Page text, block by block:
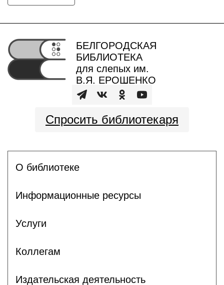
БЕЛГОРОДСКАЯ
БИБЛИОТЕКА
для слепых им.
В.Я. ЕРОШЕНКО
Спросить библиотекаря
О библиотеке
Информационные ресурсы
Услуги
Коллегам
Издательская деятельность